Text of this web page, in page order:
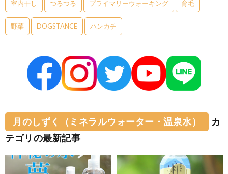
室内干し つるつる プライマリーウォーキング 育毛
野菜 DOGSTANCE ハンカチ
月のしずく（ミネラルウォーター・温泉水）
カ
テゴリの最新記事